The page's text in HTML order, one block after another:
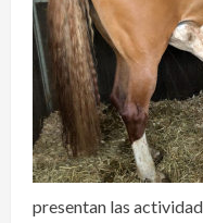
presentan las